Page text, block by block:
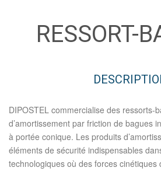
RESSORT-
DIPOSTEL commercialise des ressorts-
d’amortissement par friction de bagues
à portée conique. Les produits
éléments de sécurité indispensables
technologiques où des forces cinétiques